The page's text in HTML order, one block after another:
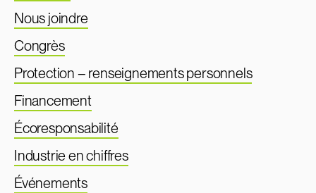
Nous joindre
Congrès
Protection – renseignements personnels
Financement
Écoresponsabilité
Industrie en chiffres
Événements